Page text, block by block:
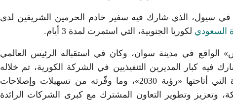
في سيول، الذي شارك فيه سفير خادم الحرمين الشريفين لدى
السعودي لكوريا الجنوبية، التي استمرت لمدة 3 أيام.
الواقع في مدينة سوان، وكان في استقباله الرئيس العالمي
كبار المديرين التنفيذيين في الشركة الكورية، تم خلاله
تناول فرص التعاون الواعدة، وآفاق المستقبل الجديدة التي أتاحتها «رؤية 2030»، وما وفّرته من تسهيلات وإصلاحات
وتعزيز وتطوير التعاون المشترك مع كبرى الشركات الرائدة